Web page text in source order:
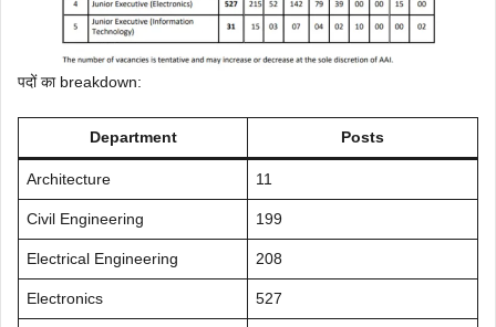
पदों का breakdown:
Department Posts
Architecture 11
Civil Engineering 199
Electrical Engineering 208
Electronics 527